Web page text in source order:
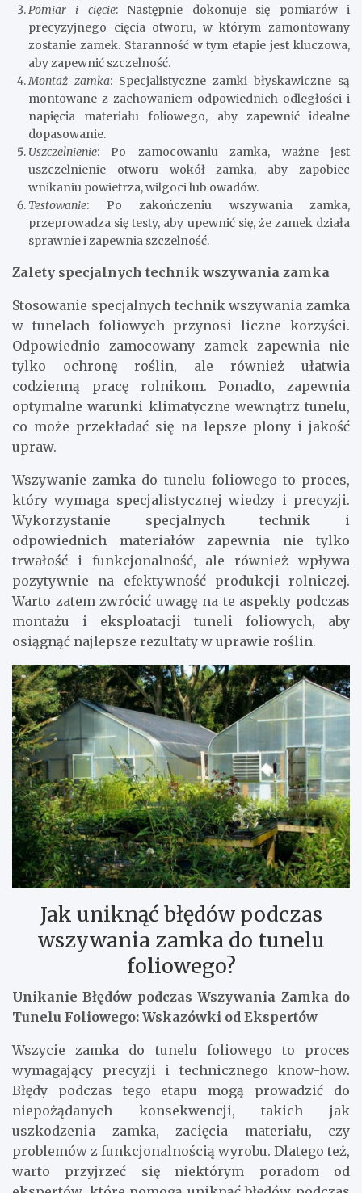
Pomiar i cięcie: Następnie dokonuje się pomiarów i
precyzyjnego cięcia otworu, w którym zamontowany
zostanie zamek. Staranność w tym etapie jest kluczowa,
aby zapewnić szczelność.
Montaż zamka: Specjalistyczne zamki błyskawiczne są
montowane z zachowaniem odpowiednich odległości i
napięcia materiału foliowego, aby zapewnić idealne
dopasowanie.
Uszczelnienie: Po zamocowaniu zamka, ważne jest
uszczelnienie otworu wokół zamka, aby zapobiec
wnikaniu powietrza, wilgoci lub owadów.
Testowanie: Po zakończeniu wszywania zamka,
przeprowadza się testy, aby upewnić się, że zamek działa
sprawnie i zapewnia szczelność.
Zalety specjalnych technik wszywania zamka
Stosowanie specjalnych technik wszywania zamka
w tunelach foliowych przynosi liczne korzyści.
Odpowiednio zamocowany zamek zapewnia nie
tylko ochronę roślin, ale również ułatwia
codzienną pracę rolnikom. Ponadto, zapewnia
optymalne warunki klimatyczne wewnątrz tunelu,
co może przekładać się na lepsze plony i jakość
upraw.
Wszywanie zamka do tunelu foliowego to proces,
który wymaga specjalistycznej wiedzy i precyzji.
Wykorzystanie specjalnych technik i
odpowiednich materiałów zapewnia nie tylko
trwałość i funkcjonalność, ale również wpływa
pozytywnie na efektywność produkcji rolniczej.
Warto zatem zwrócić uwagę na te aspekty podczas
montażu i eksploatacji tuneli foliowych, aby
osiągnąć najlepsze rezultaty w uprawie roślin.
Jak uniknąć błędów podczas
wszywania zamka do tunelu
foliowego?
Unikanie Błędów podczas Wszywania Zamka do
Tunelu Foliowego: Wskazówki od Ekspertów
Wszycie zamka do tunelu foliowego to proces
wymagający precyzji i technicznego know-how.
Błędy podczas tego etapu mogą prowadzić do
niepożądanych konsekwencji, takich jak
uszkodzenia zamka, zacięcia materiału, czy
problemów z funkcjonalnością wyrobu. Dlatego też,
warto przyjrzeć się niektórym poradom od